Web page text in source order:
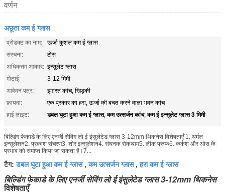
वर्णन
अछूता कम ई ग्लास
प्रोडक्ट का नाम:
ऊर्जा कुशल कम ई ग्लास
संरचना:
ठोस
अधिकतम आकार: इन्सुलेट ग्लास
मोटाई:
3-12 मिमी
आवेदन पत्र:
इमारत कांच, खिड़की
फ़ायदा:
एक प्रकार का हरा, ऊर्जा की बचत करने वाला भवन कांच
हाई लाइट:
डबल घुटा हुआ कम ई ग्लास,कम उत्सर्जन कांच,कम ई इन्सुलेट ग्लास 3 मिमी
बिल्डिंग फेकाडे के लिए एनर्जी सेविंग लो ई इंसुलेटेड ग्लास 3-12mm थिकनेस विशेषताएँ 1. थर्मल
इन्सुलेशन2. प्रकाश संचरण3. शोर इन्सुलेशन4. संघनक रोकथाम5. लीक प्रूफ6. कर्कश और ओस के
प्रभाव को समाप्त किया जा सकता है।7...
टैग:डबल घुटा हुआ कम ई ग्लास,कम उत्सर्जन ग्लास,हरा कम ई ग्लास
बिल्डिंग फेकाडे के लिए एनर्जी सेविंग लो ई इंसुलेटेड ग्लास 3-12mm थिकनेस
विशेषताएँ